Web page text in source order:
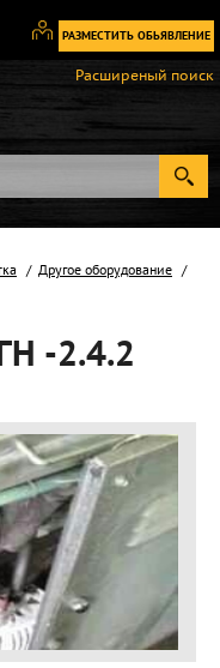
РАЗМЕСТИТЬ ОБЬЯВЛЕНИЕ
Вход
Регистрация
Расширеный поиск
Другое оборудование
-2.4.2